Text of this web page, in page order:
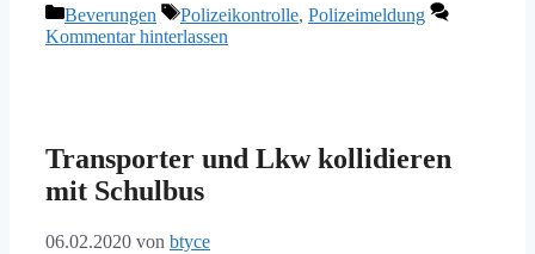
Kategorien
Beverungen Schlagwörter
Polizeikontrolle, Polizeimeldung
Kommentar hinterlassen
Transporter und Lkw kollidieren
mit Schulbus
06.02.2020 von btyce